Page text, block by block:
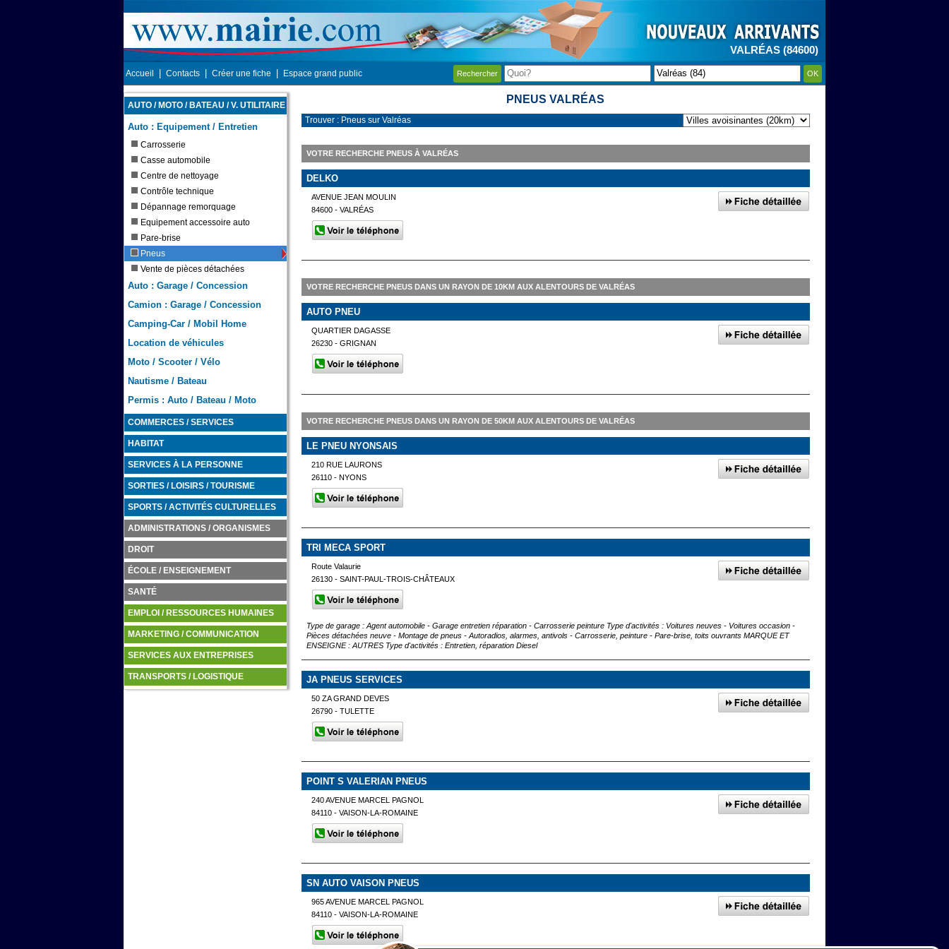
VALRÉAS (84600)
Accueil Contacts Créer une fiche Espace grand public Rechercher OK
AUTO / MOTO / BATEAU / V. UTILITAIRE
Auto : Equipement / Entretien
Carrosserie
Casse automobile
Centre de nettoyage
Contrôle technique
Dépannage remorquage
Equipement accessoire auto
Pare-brise
Pneus
Vente de pièces détachées
Auto : Garage / Concession
Camion : Garage / Concession
Camping-Car / Mobil Home
Location de véhicules
Moto / Scooter / Vélo
Nautisme / Bateau
Permis : Auto / Bateau / Moto
COMMERCES / SERVICES
HABITAT
SERVICES À LA PERSONNE
SORTIES / LOISIRS / TOURISME
SPORTS / ACTIVITÉS CULTURELLES
ADMINISTRATIONS / ORGANISMES
DROIT
ÉCOLE / ENSEIGNEMENT
SANTÉ
EMPLOI / RESSOURCES HUMAINES
MARKETING / COMMUNICATION
SERVICES AUX ENTREPRISES
TRANSPORTS / LOGISTIQUE
PNEUS VALRÉAS
Trouver : Pneus sur Valréas
VOTRE RECHERCHE PNEUS À VALRÉAS
DELKO
AVENUE JEAN MOULIN
84600 - VALRÉAS
VOTRE RECHERCHE PNEUS DANS UN RAYON DE 10KM AUX ALENTOURS DE VALRÉAS
AUTO PNEU
QUARTIER DAGASSE
26230 - GRIGNAN
VOTRE RECHERCHE PNEUS DANS UN RAYON DE 50KM AUX ALENTOURS DE VALRÉAS
LE PNEU NYONSAIS
210 RUE LAURONS
26110 - NYONS
TRI MECA SPORT
Route Valaurie
26130 - SAINT-PAUL-TROIS-CHÂTEAUX
Type de garage : Agent automobile - Garage entretien réparation - Carrosserie peinture Type d'activités : Voitures neuves - Voitures occasion -
Pièces détachées neuve - Montage de pneus - Autoradios, alarmes, antivols - Carrosserie, peinture - Pare-brise, toits ouvrants MARQUE ET
ENSEIGNE : AUTRES Type d'activités : Entretien, réparation Diesel
JA PNEUS SERVICES
50 ZA GRAND DEVES
26790 - TULETTE
POINT S VALERIAN PNEUS
240 AVENUE MARCEL PAGNOL
84110 - VAISON-LA-ROMAINE
SN AUTO VAISON PNEUS
965 AVENUE MARCEL PAGNOL
84110 - VAISON-LA-ROMAINE